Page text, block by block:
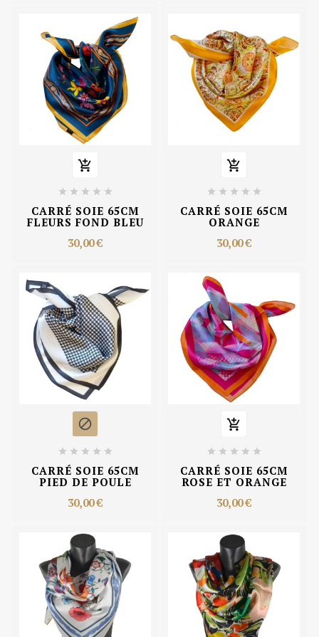

    
CARRÉ SOIE 65CM
FLEURS FOND BLEU
30,00 €

    
CARRÉ SOIE 65CM
ORANGE
30,00 €

    
CARRÉ SOIE 65CM
PIED DE POULE
30,00 €

    
CARRÉ SOIE 65CM
ROSE ET ORANGE
30,00 €